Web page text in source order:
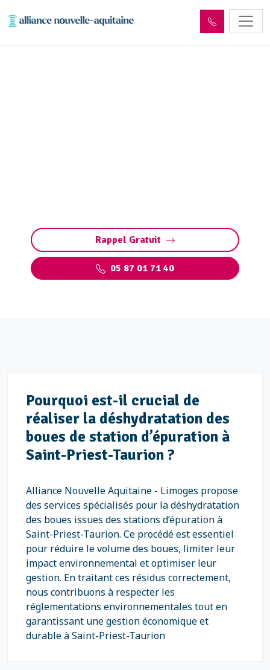
Rappel Gratuit
05 87 01 71 40
Pourquoi est-il crucial de
réaliser la déshydratation des
boues de station d’épuration à
Saint-Priest-Taurion ?
Alliance Nouvelle Aquitaine - Limoges propose
des services spécialisés pour la déshydratation
des boues issues des stations d’épuration à
Saint-Priest-Taurion. Ce procédé est essentiel
pour réduire le volume des boues, limiter leur
impact environnemental et optimiser leur
gestion. En traitant ces résidus correctement,
nous contribuons à respecter les
réglementations environnementales tout en
garantissant une gestion économique et
durable à Saint-Priest-Taurion